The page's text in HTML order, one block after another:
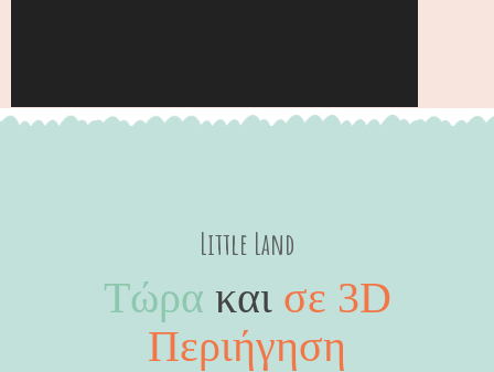
Little Land
Τώρα καισε 3D
Περιήγηση